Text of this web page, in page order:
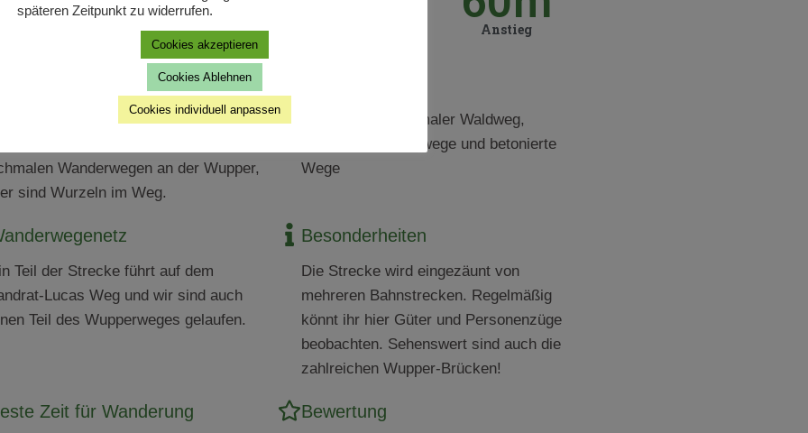
Anstieg
Strecke ist leicht zu erlaufen.
Wanderwegen an der Wupper,
sind Wurzeln im Weg.
Überwiegend schmaler Waldweg,
teilweise Schotterwege und betonierte
Wege
Teil der Strecke führt auf dem
Lucas Weg und wir sind auch
Teil des Wupperweges gelaufen.
Besonderheiten
Die Strecke wird eingezäunt von
mehreren Bahnstrecken. Regelmäßig
könnt ihr hier Güter und Personenzüge
beobachten. Sehenswert sind auch die
zahlreichen Wupper-Brücken!
Zeit für Wanderung Bewertung
späteren Zeitpunkt zu widerrufen.
Cookies akzeptieren
Cookies Ablehnen
Cookies individuell anpassen